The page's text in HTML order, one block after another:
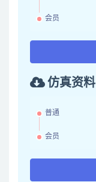
会员
仿真资
普通
会员